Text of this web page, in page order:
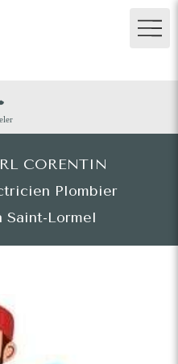
CORENTIN
Plombier
Saint-Lormel